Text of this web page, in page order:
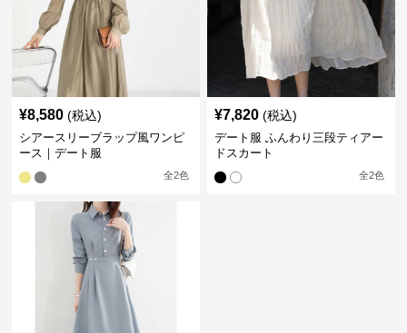
¥8,580 (税込)
シアースリーブラップ風ワンピ
ース｜デート服
全2色
¥7,820 (税込)
デート服 ふんわり三段ティアー
ドスカート
全2色